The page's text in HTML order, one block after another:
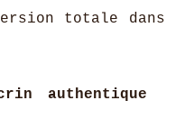
totale dans
authentique